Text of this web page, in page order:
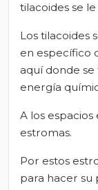
tilacoides se
Los tilacoides
en específico
aquí donde
energía
A los
estromas.
Por estos
para hacer su